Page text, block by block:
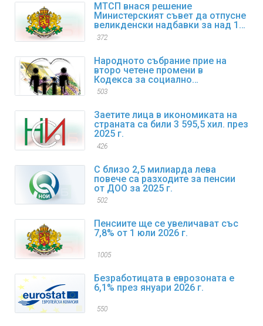
МТСП внася решение
Министерският съвет да отпусне
великденски надбавки за над 1
600 000 пенсионери
372
Народното събрание прие на
второ четене промени в
Кодекса за социално
осигуряване
503
Заетите лица в икономиката на
страната са били 3 595,5 хил. през
2025 г.
426
С близо 2,5 милиарда лева
повече са разходите за пенсии
от ДОО за 2025 г.
502
Пенсиите ще се увеличават със
7,8% от 1 юли 2026 г.
1005
Безработицата в еврозоната е
6,1% през януари 2026 г.
550